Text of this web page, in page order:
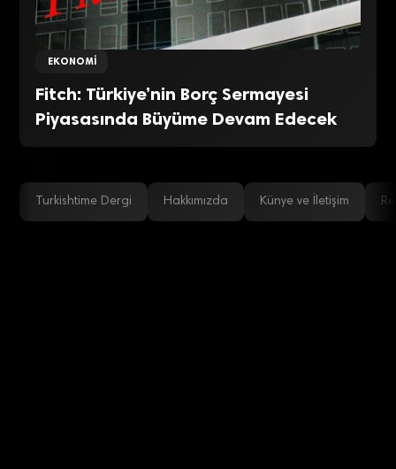
EKONOMI
Fitch: Türkiye’nin Borç Sermayesi
Piyasasında Büyüme Devam Edecek
Turkishtime Dergi Hakkımızda Künye ve İletişim